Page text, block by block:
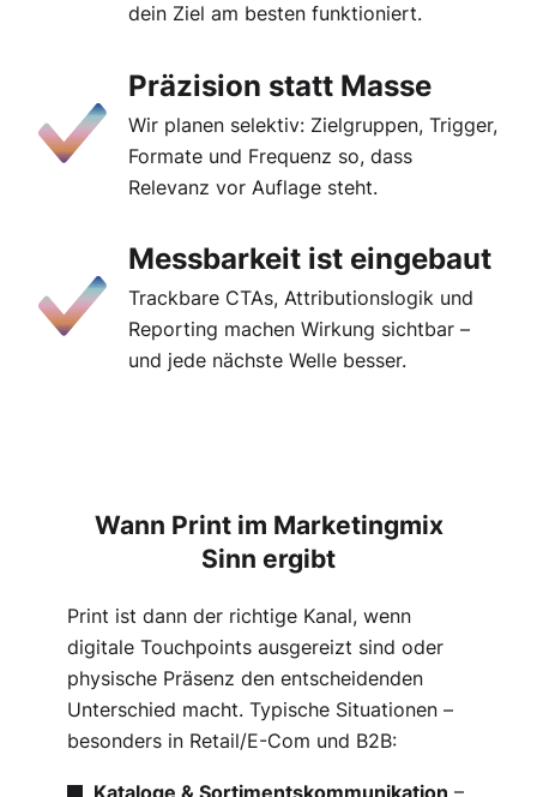
dein Ziel am besten funktioniert.
Präzision statt Masse
Wir planen selektiv: Zielgruppen, Trigger,
Formate und Frequenz so, dass
Relevanz vor Auflage steht.
Messbarkeit ist eingebaut
Trackbare CTAs, Attributionslogik und
Reporting machen Wirkung sichtbar –
und jede nächste Welle besser.
Wann Print im Marketingmix
Sinn ergibt
Print ist dann der richtige Kanal, wenn
digitale Touchpoints ausgereizt sind oder
physische Präsenz den entscheidenden
Unterschied macht. Typische Situationen –
besonders in Retail/E-Com und B2B:
Kataloge & Sortimentskommunikation –